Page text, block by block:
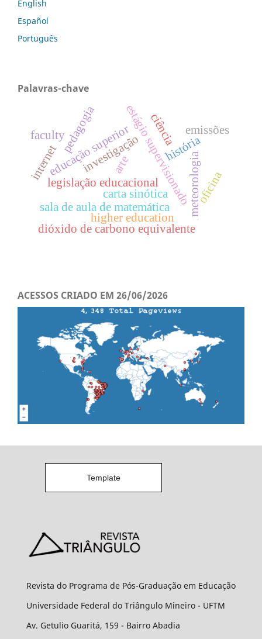
English
Español
Português
Palavras-chave
educação superior
legislação educacionalestágio supervisionado
investigação
sala de aula de matemática meteorologia
carta sinótica
história
pedagogia
arte
ciência
oficina
internet
emissões
dióxido de carbono equivalente
higher education
faculty
ACESSOS CRIADO EM 26/06/2026
Template
Revista do Programa de Pós-Graduação em Educação
Universidade Federal do Triângulo Mineiro - UFTM
Av. Getulio Guaritá, 159 - Bairro Abadia